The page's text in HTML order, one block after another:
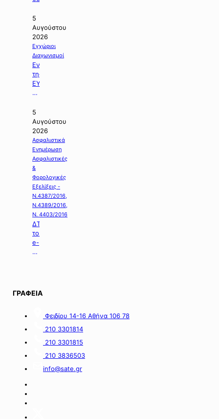
5
Αυγούστου
2026
Εγχώριοι
Διαγωνισμοί
Ενημέρωση
της
ΕΥΔΑΠ
με
«Διαγωνισμός
της
Εργολαβίας
Ε-925».
5
Αυγούστου
2026
Ασφαλιστικά
Ενημέρωση
Ασφαλιστικές
&
Φορολογικές
Εξελίξεις -
Ν.4387/2016,
Ν.4389/2016,
Ν. 4403/2016
ΔΤ
του
e-
ΕΦΚΑ
Αδειοδωροσήμου
Αυγούστου
εργατοτεχνίτες
ΓΡΑΦΕΙΑ
Φειδίου 14-16 Αθήνα 106 78
210 3301814
210 3301815
210 3836503
info@sate.gr